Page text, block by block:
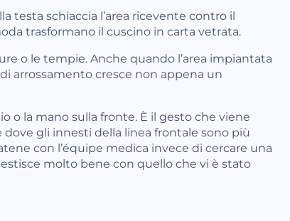
testa schiaccia l’area ricevente contro il
trasformano il cuscino in carta vetrata.
o le tempie. Anche quando l’area impiantata
arrossamento cresce non appena un
o la mano sulla fronte. È il gesto che viene
gli innesti della linea frontale sono più
con l’équipe medica invece di cercare una
molto bene con quello che vi è stato